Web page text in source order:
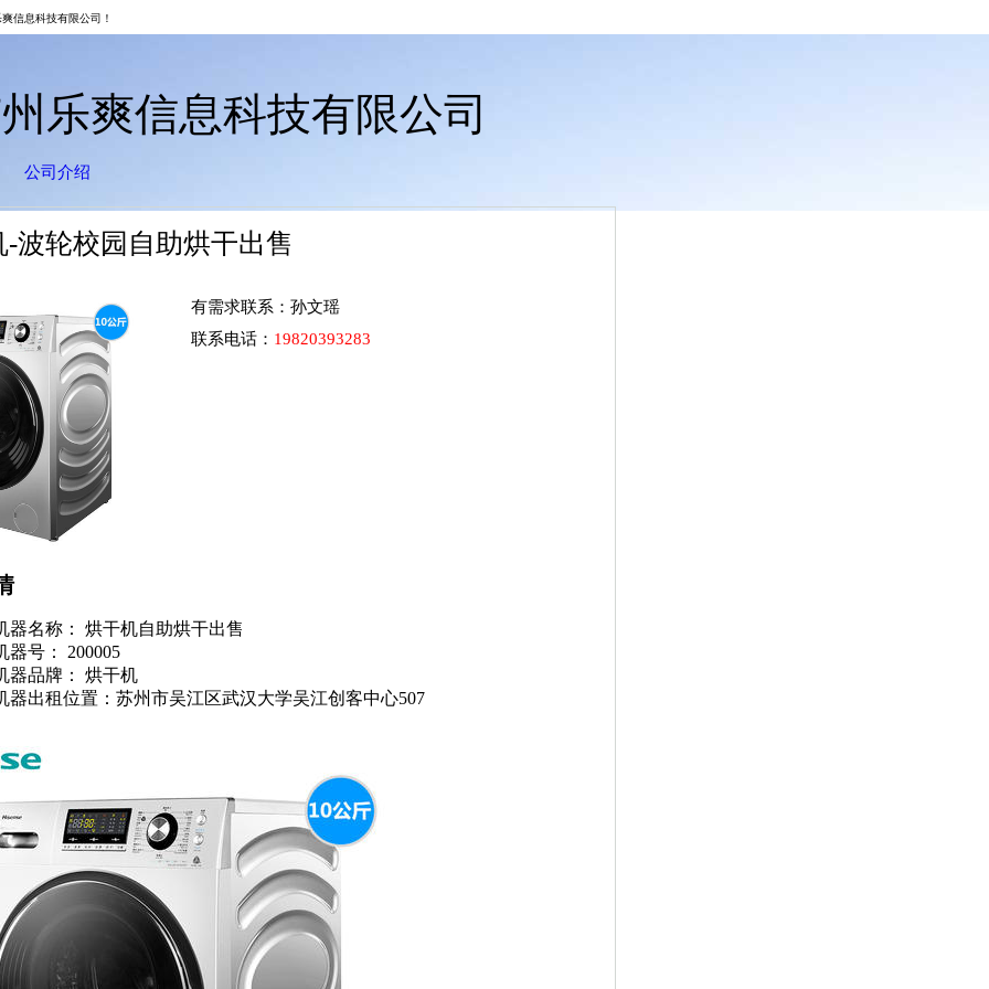
信息科技有限公司！
乐爽信息科技有限公司
公司介绍
-波轮校园自助烘干出售
有需求联系： 孙文瑶
联系电话： 19820393283
器名称： 烘干机自助烘干出售
器号： 200005
器品牌： 烘干机
器出租位置：苏州市吴江区武汉大学吴江创客中心507